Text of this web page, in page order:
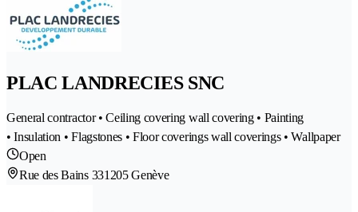
PLAC LANDRECIES SNC
General contractor • Ceiling covering wall covering • Painting
• Insulation • Flagstones • Floor coverings wall coverings • Wallpaper
Open
Rue des Bains 331205 Genève